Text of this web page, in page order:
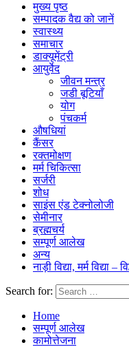
मुख्य पृष्ठ
सम्पादक वैद्य को जानें
स्वास्थ्य
समाचार
डाक्यूमेंट्री
आयुर्वेद
जीवन मन्त्र
जडी बूटियाँ
योग
पंचकर्म
औषधियां
कैंसर
रक्तमोक्षण
मर्म चिकित्सा
सर्जरी
शोध
साइंस एंड टेक्नोलोजी
सेमीनार
ब्रह्मचर्य
सम्पूर्ण आलेख
अन्य
नाड़ी विद्या, मर्म विद्या
Search for:
Home
सम्पूर्ण आलेख
कामोत्तेजना